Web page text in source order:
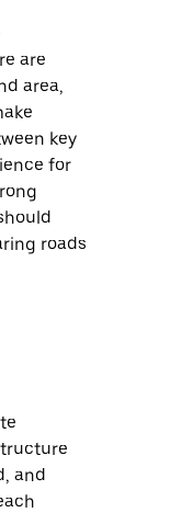
are
area,
key
for
roads
and